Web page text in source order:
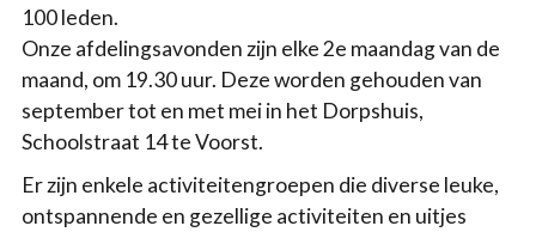
100 leden.
Onze afdelingsavonden zijn elke 2e maandag van de
maand, om 19.30 uur. Deze worden gehouden van
september tot en met mei in het Dorpshuis,
Schoolstraat 14 te Voorst.
Er zijn enkele activiteitengroepen die diverse leuke,
ontspannende en gezellige activiteiten en uitjes